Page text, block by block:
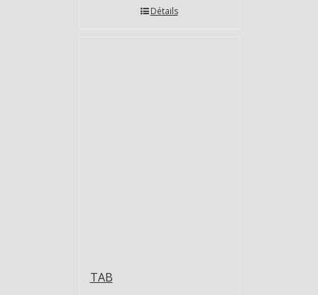
Détails
TAB